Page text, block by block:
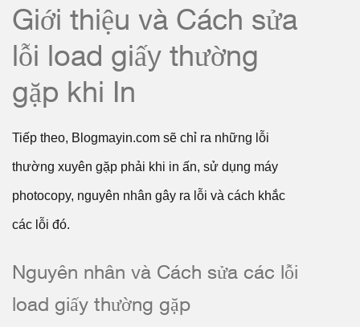
Giới thiệu và Cách sửa
lỗi load giấy thường
gặp khi In
Tiếp theo, Blogmayin.com sẽ chỉ ra những lỗi
thường xuyên gặp phải khi in ấn, sử dụng máy
photocopy, nguyên nhân gây ra lỗi và cách khắc
các lỗi đó.
Nguyên nhân và Cách sửa các lỗi
load giấy thường gặp